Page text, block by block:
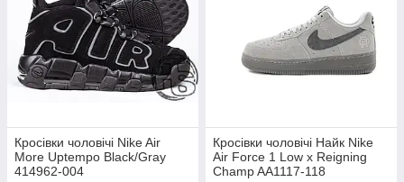
Кросівки чоловічі Nike Air
More Uptempo Black/Gray
414962-004
Кросівки чоловічі Найк Nike
Air Force 1 Low x Reigning
Champ AA1117-118